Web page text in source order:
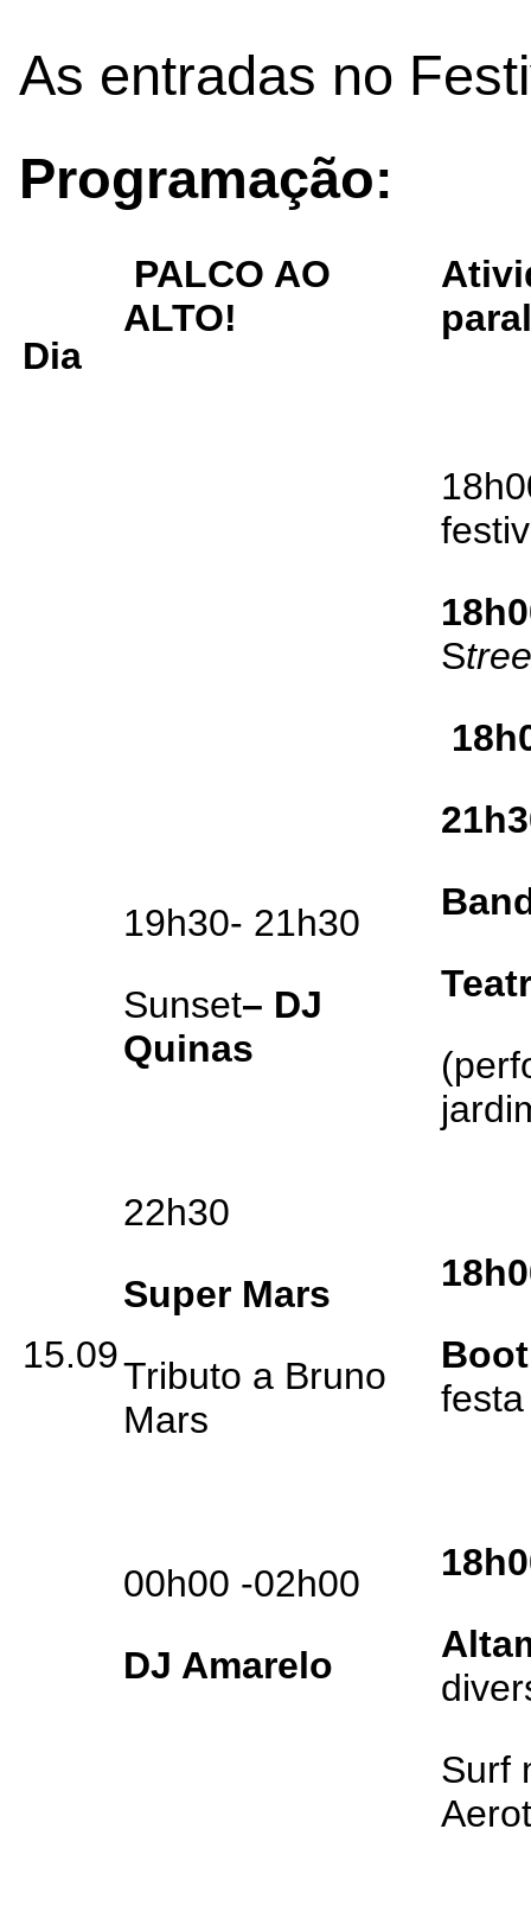
As entradas no
Programação:
Dia
PALCO AO
ALTO!
15.09
19h30- 21h30
Sunset– DJ
Quinas
22h30
Super Mars
Tributo a Bruno
Mars
00h00 -02h00
DJ Amarelo
S
festa
Surf